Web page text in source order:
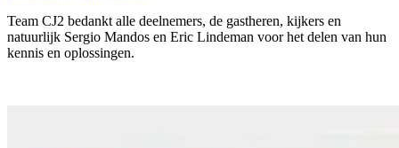
Team CJ2 bedankt alle deelnemers, de gastheren, kijkers en
natuurlijk Sergio Mandos en Eric Lindeman voor het delen van hun
kennis en oplossingen.